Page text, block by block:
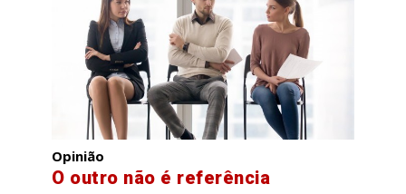
Opinião
O outro não é referência